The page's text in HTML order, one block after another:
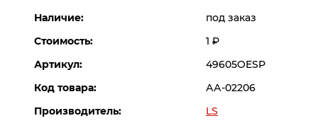
Наличие:
под заказ
Стоимость:
1 Р
Артикул:
49605OESP
Код товара:
АА-02206
Производитель:
LS